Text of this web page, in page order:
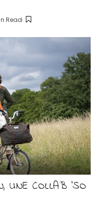
Read
UNE COLLAB ‘SO